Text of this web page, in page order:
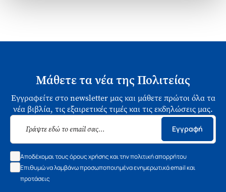
Μάθετε τα νέα της Πολιτείας
Εγγραφείτε στο newsletter μας και μάθετε πρώτοι όλα τα
νέα βιβλία, τις εξαιρετικές τιμές και τις εκδηλώσεις μας.
Εγγραφή
Αποδέχομαι τους όρους χρήσης και την πολιτική απορρήτου
Επιθυμώ να λαμβάνω προσωποποιημένα ενημερωτικά email και
προτάσεις